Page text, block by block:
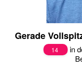
Gerade
14
in